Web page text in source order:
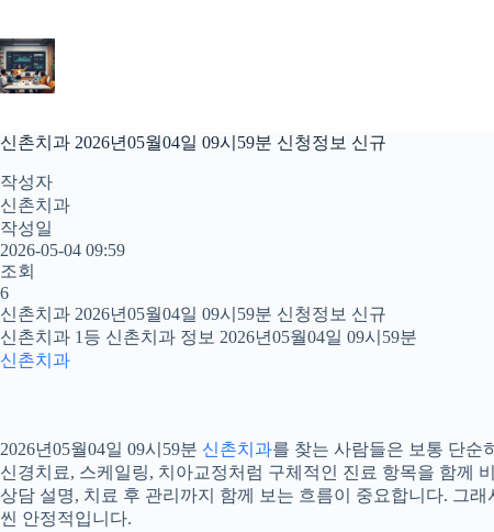
으
로
뛰
기
신촌치과 2026년05월04일 09시59분 신청정보 신규
작성자
신촌치과
작성일
2026-05-04 09:59
조회
6
신촌치과 2026년05월04일 09시59분 신청정보 신규
신촌치과 1등 신촌치과 정보 2026년05월04일 09시59분
신촌치과
2026년05월04일 09시59분 신촌치과를 찾는 사람들은 보통 단순
신경치료, 스케일링, 치아교정처럼 구체적인 진료 항목을 함께
상담 설명, 치료 후 관리까지 함께 보는 흐름이 중요합니다. 그
씬 안정적입니다.